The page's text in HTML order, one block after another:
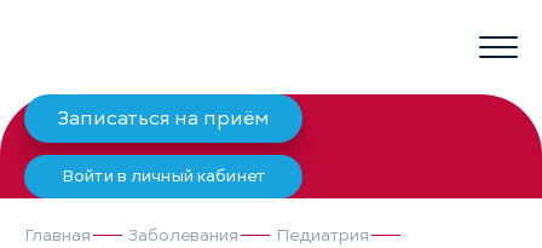
Записаться на приём
Войти в личный кабинет
Главная Заболевания
Педиатрия